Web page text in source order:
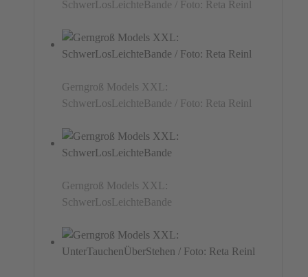
SchwerLosLeichteBande / Foto: Reta Reinl
Gerngroß Models XXL:
SchwerLosLeichteBande / Foto: Reta Reinl
Gerngroß Models XXL:
SchwerLosLeichteBande